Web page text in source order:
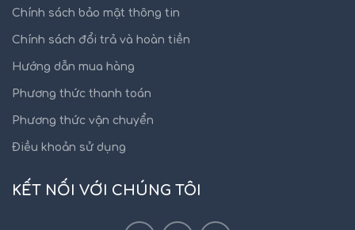
Chính sách bảo mật thông tin
Chính sách đổi trả và hoàn tiền
Hướng dẫn mua hàng
Phương thức thanh toán
Phương thức vận chuyển
Điều khoản sử dụng
KẾT NỐI VỚI CHÚNG TÔI